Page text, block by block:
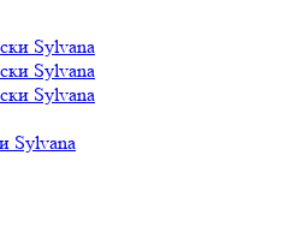
Sylvana